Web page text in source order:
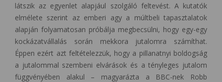
látszik az egyenlet alapjául szolgáló feltevést. A kutatók
elmélete szerint az emberi agy a múltbeli tapasztalatok
alapján folyamatosan próbálja megbecsülni, hogy egy-egy
kockázatvállalás során mekkora jutalomra számíthat.
Éppen ezért azt feltételezzük, hogy a pillanatnyi boldogság
a jutalommal szembeni elvárások és a tényleges jutalom
függvényében alakul – magyarázta a BBC-nek Robb